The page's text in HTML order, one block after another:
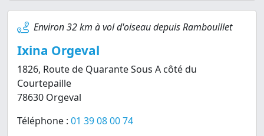
Environ 32 km à vol d'oiseau depuis Rambouillet
Ixina Orgeval
1826, Route de Quarante Sous A côté du
Courtepaille
78630 Orgeval
Téléphone : 01 39 08 00 74